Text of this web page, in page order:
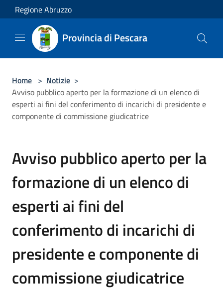
Salta al contenuto principale
Regione Abruzzo
Provincia di Pescara
Home > Notizie >
Avviso pubblico aperto per la formazione di un elenco di
esperti ai fini del conferimento di incarichi di presidente e
componente di commissione giudicatrice
Avviso pubblico aperto per la
formazione di un elenco di
esperti ai fini del
conferimento di incarichi di
presidente e componente di
commissione giudicatrice